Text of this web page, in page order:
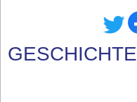
GESCHICHTE